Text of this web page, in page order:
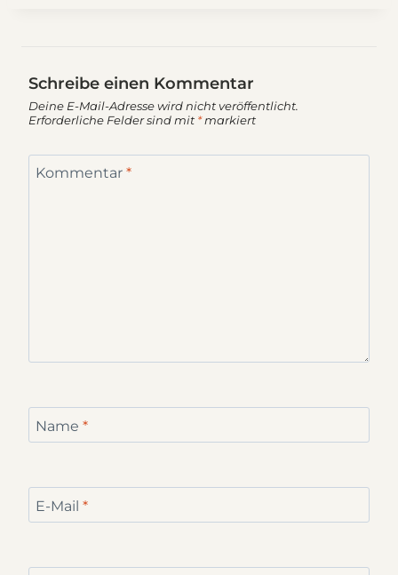
Schreibe einen Kommentar
Deine E-Mail-Adresse wird nicht veröffentlicht.
Erforderliche Felder sind mit *markiert
Kommentar *
Name *
E-Mail *